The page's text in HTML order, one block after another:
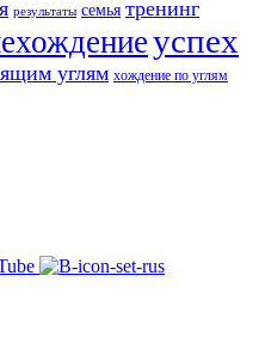
результаты семья тренинг
успех
углям хождение по углям